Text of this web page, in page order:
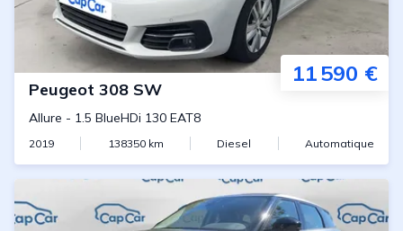
11 590 €
Peugeot 308 SW
Allure - 1.5 BlueHDi 130 EAT8
2019 138350km Diesel Automatique